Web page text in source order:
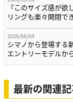
『このサイズ感が欲
リングも楽々開閉
2026/08/04
シマノから登場する
エントリーモデルか
最新の関連